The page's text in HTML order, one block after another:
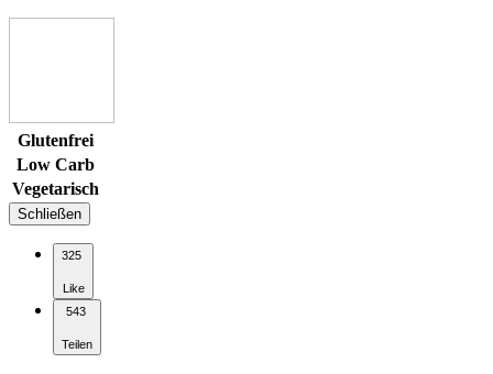
Glutenfrei
Low Carb
Vegetarisch
Schließen
325
Like
543
Teilen